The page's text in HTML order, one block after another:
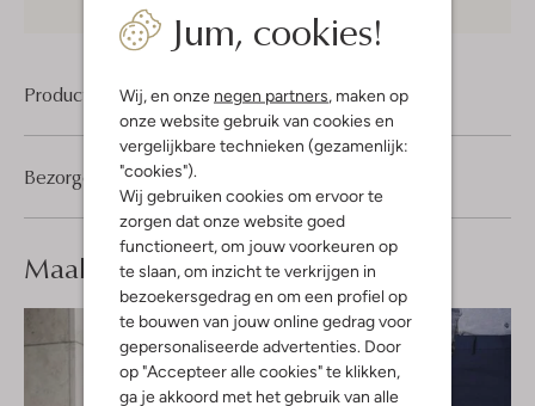
Jum, cookies!
Wij, en onze negen partners , maken op
onze website gebruik van cookies en
vergelijkbare technieken (gezamenlijk:
"cookies").
Wij gebruiken cookies om ervoor te
zorgen dat onze website goed
functioneert, om jouw voorkeuren op
te slaan, om inzicht te verkrijgen in
bezoekersgedrag en om een profiel op
te bouwen van jouw online gedrag voor
gepersonaliseerde advertenties. Door
op "Accepteer alle cookies" te klikken,
ga je akkoord met het gebruik van alle
Product informatie
Bezorgen & retourneren
Maak jelook compleet